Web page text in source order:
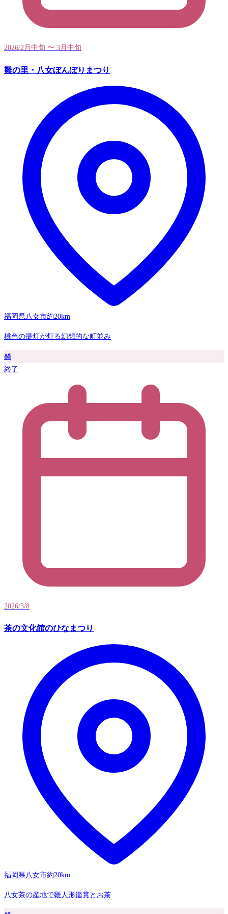
2026/2月中旬 〜 3月中旬
雛の里・八女ぼんぼりまつり
福岡県八女市約20km
桃色の提灯が灯る幻想的な町並み
🎎
終了
2026/3/8
茶の文化館のひなまつり
福岡県八女市約20km
八女茶の産地で雛人形鑑賞とお茶